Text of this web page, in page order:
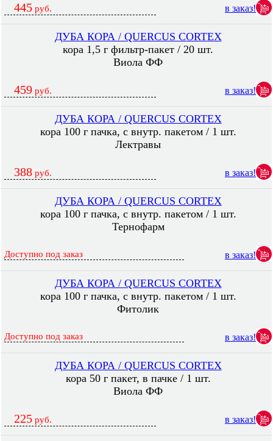
445 руб. в заказ!
ДУБА КОРА / QUERCUS CORTEX
кора 1,5 г фильтр-пакет / 20 шт.
Виола ФФ
459 руб. в заказ!
ДУБА КОРА / QUERCUS CORTEX
кора 100 г пачка, с внутр. пакетом / 1 шт.
Лектравы
388 руб. в заказ!
ДУБА КОРА / QUERCUS CORTEX
кора 100 г пачка, с внутр. пакетом / 1 шт.
Тернофарм
Доступно под заказ в заказ!
ДУБА КОРА / QUERCUS CORTEX
кора 100 г пачка, с внутр. пакетом / 1 шт.
Фитолик
Доступно под заказ в заказ!
ДУБА КОРА / QUERCUS CORTEX
кора 50 г пакет, в пачке / 1 шт.
Виола ФФ
225 руб. в заказ!